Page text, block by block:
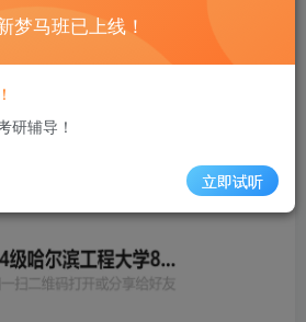
地准备复试！所以我会为大家组织匿
越多，结果越准确！
绩。为让更多的同学填写，当前只为
梦马班已上线！
研辅导！
立即试听